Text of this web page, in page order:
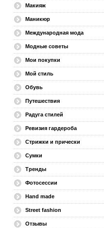
Макияж
Маникюр
Международная мода
Модные советы
Мои покупки
Мой стиль
Обувь
Путешествия
Радуга стилей
Ревизия гардероба
Стрижки и прически
Сумки
Тренды
Фотосессии
Hand made
Street fashion
Отзывы